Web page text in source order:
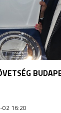
16:20